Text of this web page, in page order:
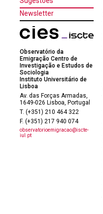
Newsletter
Observatório da
Emigração Centro de
Investigação e Estudos de
Sociologia
Instituto Universitário de
Lisboa
Av. das Forças Armadas,
1649-026 Lisboa, Portugal
T. (+351) 210 464 322
F. (+351) 217 940 074
observatorioemigracao@iscte-
iul.pt